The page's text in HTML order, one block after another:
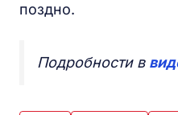
поздно.
Подробности в